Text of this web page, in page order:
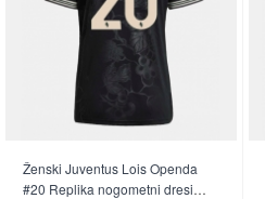
Ženski Juventus Lois Openda
#20 Replika nogometni dresi